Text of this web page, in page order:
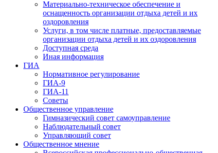
Материально-техническое обеспечение и
оснащенность организации отдыха детей и их
оздоровления
Услуги, в том числе платные, предоставляемые
организации отдыха детей и их оздоровления
Доступная среда
Иная информация
ГИА
Нормативное регулирование
ГИА-9
ГИА-11
Советы
Общественное управление
Гимназический совет самоуправление
Наблюдательный совет
Управляющий совет
Общественное мнение